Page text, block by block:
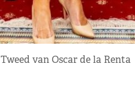
Tweed van Oscar de la Renta